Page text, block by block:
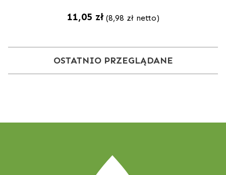
11,05 zł(8,98 złnetto)
OSTATNIO PRZEGLĄDANE